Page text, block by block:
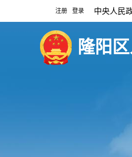
注册 登录 中央人民
隆阳